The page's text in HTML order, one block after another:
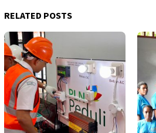
RELATED POSTS